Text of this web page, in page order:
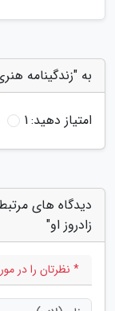
به "زندگینامه
امتیاز دهید:1
دیدگاه های
زادروز او"
* نظرتان را در